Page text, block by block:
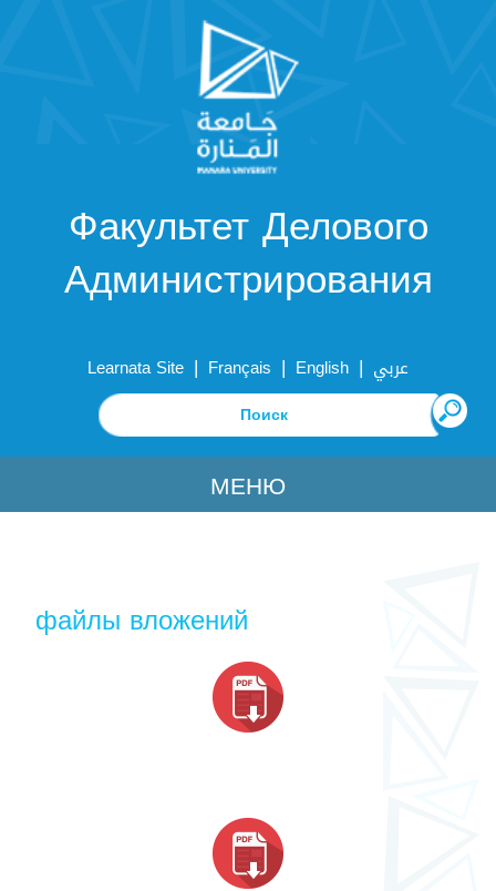
Факультет Делового
Администрирования
Learnata Site | Français | English | عربي
МЕНЮ
файлы вложений